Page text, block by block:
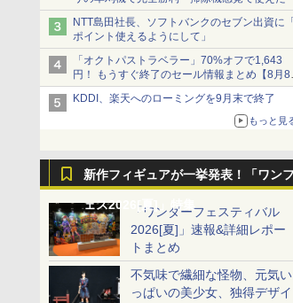
NTT島田社長、ソフトバンクのセブン出資に
ポイント使えるようにして」
「オクトパストラベラー」70%オフで1,643
円！ もうすぐ終了のセール情報まとめ【8月8
更新】
ニンテンドーeショップでは「大神 絶景版」が
KDDI、楽天へのローミングを9月末で終了
もっと見
新作フィギュアが一挙発表！「ワンフ
ェス2026[夏]」特集「ワンダーフェスティバル
2026[夏]」速報&詳細レポー
トまとめ
不気味で繊細な怪物、元気い
っぱいの美少女、独得デザイ